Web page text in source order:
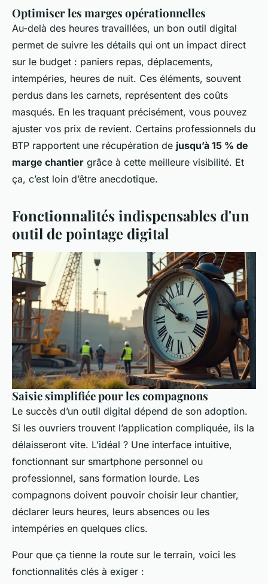
Optimiser les marges opérationnelles
Au-delà des heures travaillées, un bon outil digital
permet de suivre les détails qui ont un impact direct
sur le budget : paniers repas, déplacements,
intempéries, heures de nuit. Ces éléments, souvent
perdus dans les carnets, représentent des coûts
masqués. En les traquant précisément, vous pouvez
ajuster vos prix de revient. Certains professionnels du
BTP rapportent une récupération de jusqu’à 15 % de
marge chantier grâce à cette meilleure visibilité. Et
ça, c’est loin d’être anecdotique.
Fonctionnalités indispensables d'un
outil de pointage digital
Saisie simplifiée pour les compagnons
Le succès d’un outil digital dépend de son adoption.
Si les ouvriers trouvent l’application compliquée, ils la
délaisseront vite. L’idéal ? Une interface intuitive,
fonctionnant sur smartphone personnel ou
professionnel, sans formation lourde. Les
compagnons doivent pouvoir choisir leur chantier,
déclarer leurs heures, leurs absences ou les
intempéries en quelques clics.
Pour que ça tienne la route sur le terrain, voici les
fonctionnalités clés à exiger :